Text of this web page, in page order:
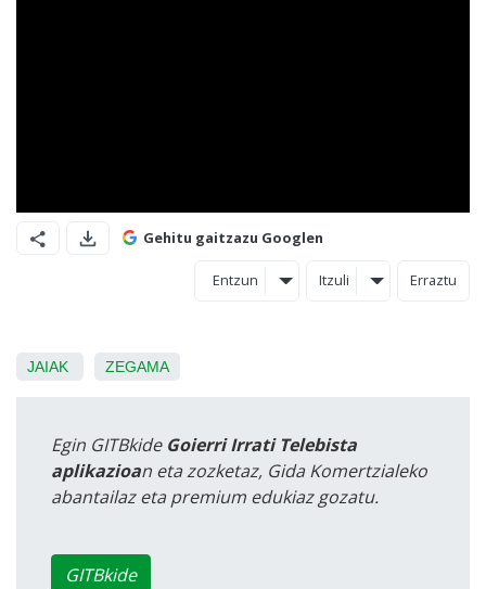
Gehitu gaitzazu Googlen
Entzun Itzuli Erraztu
JAIAK ZEGAMA
Egin GITBkide Goierri Irrati Telebista
aplikazioan eta zozketaz, Gida Komertzialeko
abantailaz eta premium edukiaz gozatu.
GITBkide